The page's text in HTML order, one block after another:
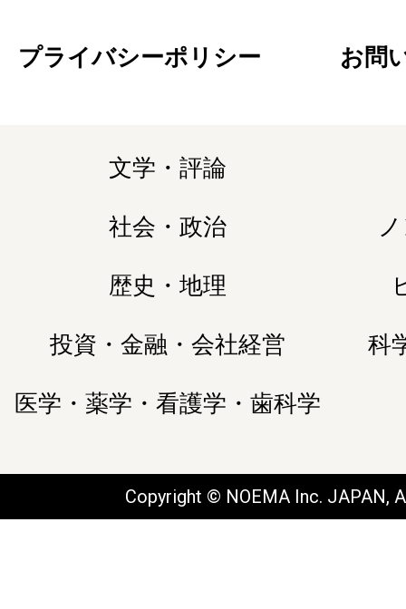
プライバシーポリシー お問
文学・評論
社会・政治
歴史・地理
投資・金融・会社経営 科
医学・薬学・看護学・歯科学
Copyright © NOEMA Inc. JAPAN,